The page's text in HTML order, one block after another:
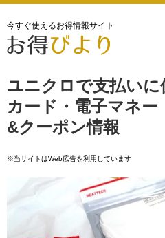
今すぐ使えるお得情報サイト
ユニクロで支払い
カード・電子マネ
&クーポン情報
※当サイトはWeb広告を利用しています